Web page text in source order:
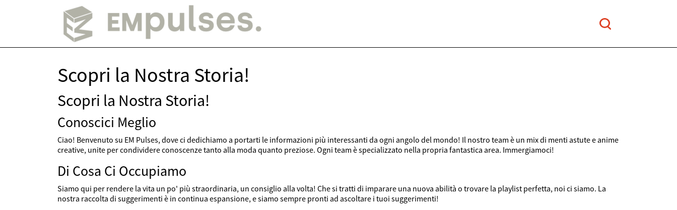
Scopri la Nostra Storia!
Scopri la Nostra Storia!
Conoscici Meglio
Ciao! Benvenuto su EM Pulses, dove ci dedichiamo a portarti le informazioni più interessanti da ogni angolo del mondo! Il nostro team è un mix di menti astute e anime
creative, unite per condividere conoscenze tanto alla moda quanto preziose. Ogni team è specializzato nella propria fantastica area. Immergiamoci!
Di Cosa Ci Occupiamo
Siamo qui per rendere la vita un po' più straordinaria, un consiglio alla volta! Che si tratti di imparare una nuova abilità o trovare la playlist perfetta, noi ci siamo. La
nostra raccolta di suggerimenti è in continua espansione, e siamo sempre pronti ad ascoltare i tuoi suggerimenti!